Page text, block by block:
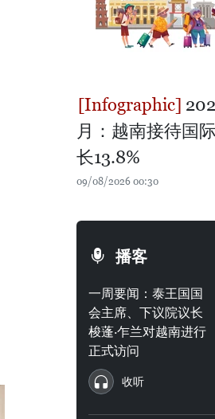
月：越南接待国
长13.8%
09/08/2026 00:30
播客
一周要闻：泰王国国
会主席、下议院议长
梭蓬·乍兰对越南进行
正式访问
收听